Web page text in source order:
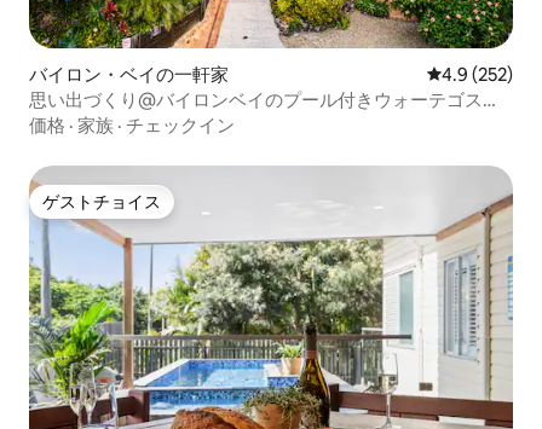
バイロン・ベイの一軒家 レビュー252
4.9 (252)
思い出づくり@バイロンベイのプール付きウォーテゴスビ
ーチハウス
価格 · 家族 · チェックイン
ゲストチョイス
ゲストチョイス